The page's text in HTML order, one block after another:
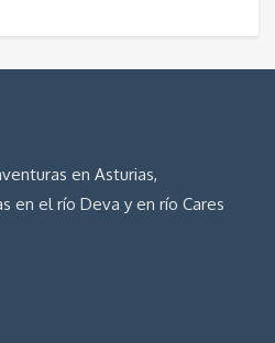
en Asturias,
en el río Deva y en río Cares